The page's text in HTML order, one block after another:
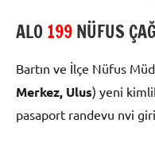
ALO199NÜFUS
Bartın ve İlçe Nüfus
Merkez, Ulus) yeni
pasaport randevu nvi